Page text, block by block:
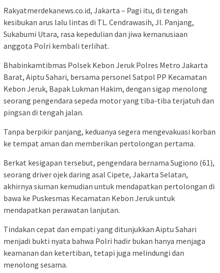
Rakyatmerdekanews.co.id, Jakarta – Pagi itu, di tengah
kesibukan arus lalu lintas di TL. Cendrawasih, Jl. Panjang,
Sukabumi Utara, rasa kepedulian dan jiwa kemanusiaan
anggota Polri kembali terlihat.
Bhabinkamtibmas Polsek Kebon Jeruk Polres Metro Jakarta
Barat, Aiptu Sahari, bersama personel Satpol PP Kecamatan
Kebon Jeruk, Bapak Lukman Hakim, dengan sigap menolong
seorang pengendara sepeda motor yang tiba-tiba terjatuh dan
pingsan di tengah jalan.
Tanpa berpikir panjang, keduanya segera mengevakuasi korban
ke tempat aman dan memberikan pertolongan pertama.
Berkat kesigapan tersebut, pengendara bernama Sugiono (61),
seorang driver ojek daring asal Cipete, Jakarta Selatan,
akhirnya siuman kemudian untuk mendapatkan pertolongan di
bawa ke Puskesmas Kecamatan Kebon Jeruk untuk
mendapatkan perawatan lanjutan.
Tindakan cepat dan empati yang ditunjukkan Aiptu Sahari
menjadi bukti nyata bahwa Polri hadir bukan hanya menjaga
keamanan dan ketertiban, tetapi juga melindungi dan
menolong sesama.